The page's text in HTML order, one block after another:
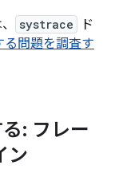
systrace
ド
る問題を調査す
: フレー
ン